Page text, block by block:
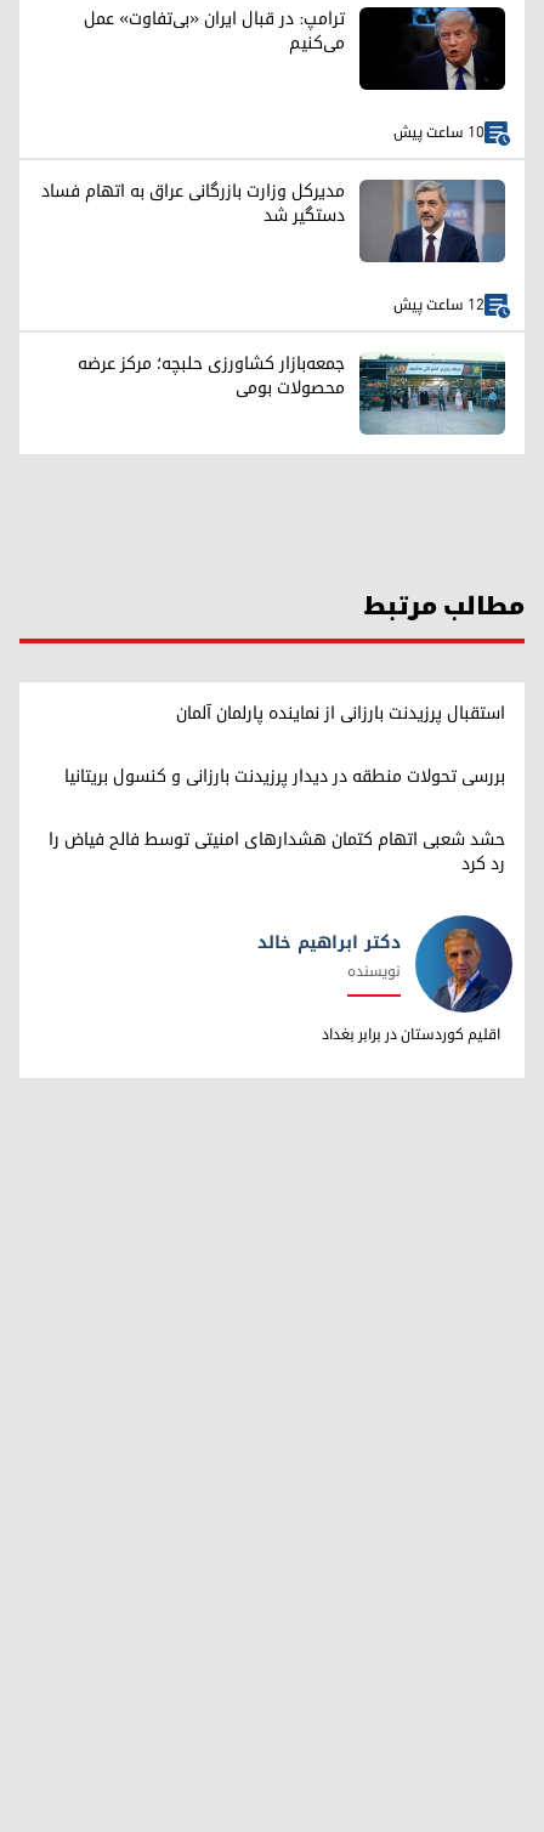
ترامپ: در قبال ایران «بی‌تفاوت» عمل
می‌کنیم
10 ساعت پیش
مدیرکل وزارت بازرگانی عراق به اتهام فساد
دستگیر شد
12 ساعت پیش
جمعه‌بازار کشاورزی حلبچه؛ مرکز عرضه
محصولات بومی
مطالب مرتبط
استقبال پرزیدنت بارزانی از نماینده پارلمان آلمان
بررسی تحولات منطقه در دیدار پرزیدنت بارزانی و کنسول بریتانیا
حشد شعبی اتهام کتمان هشدارهای امنیتی توسط فالح فیاض را
رد کرد
دکتر ابراهیم خالد
دکتر ابراهیم خالد
نویسنده
اقلیم کوردستان در برابر بغداد